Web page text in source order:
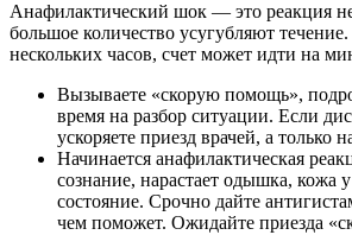
Анафилактический шок — это реакция
большое количество усугубляют
нескольких часов, счет может идти на
Вызываете «скорую помощь»,
время на разбор ситуации. Если
ускоряете приезд врачей, а
Начинается анафилактическая
сознание, нарастает одышка, кожа
состояние. Срочно дайте
чем поможет. Ожидайте приезда